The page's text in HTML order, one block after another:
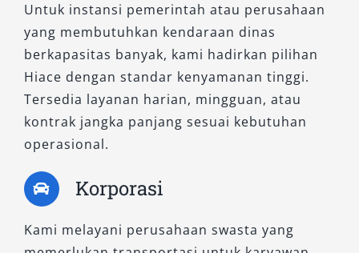
Segera hubungi tim kami untuk pemesanan
dan konsultasi tipe kendaraan yang paling
sesuai. Salsa Wisata, solusi terpercaya untuk
kebutuhan transportasi berkualitas di
Tangerang.
Untuk instansi pemerintah atau perusahaan
yang membutuhkan kendaraan dinas
berkapasitas banyak, kami hadirkan pilihan
Hiace dengan standar kenyamanan tinggi.
Tersedia layanan harian, mingguan, atau
kontrak jangka panjang sesuai kebutuhan
operasional.
Korporasi
Kami melayani perusahaan swasta yang